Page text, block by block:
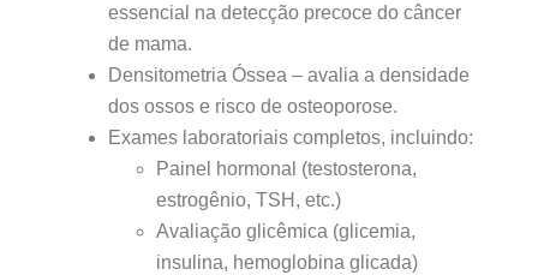
essencial na detecção precoce do câncer
de mama.
Densitometria Óssea – avalia a densidade
dos ossos e risco de osteoporose.
Exames laboratoriais completos, incluindo:
Painel hormonal (testosterona,
estrogênio, TSH, etc.)
Avaliação glicêmica (glicemia,
insulina, hemoglobina glicada)